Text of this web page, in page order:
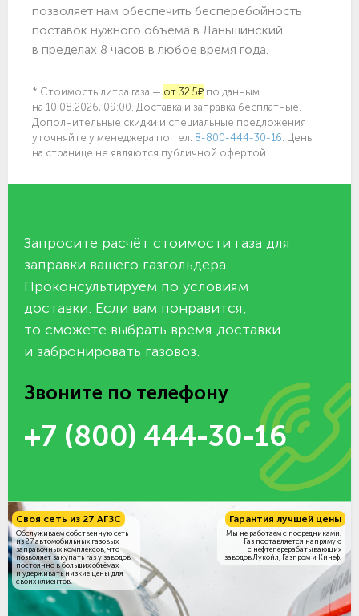
позволяет нам обеспечить бесперебойность
поставок нужного объёма в Ланьшинский
в пределах 8 часов в любое время года.
* Стоимость литра газа — от 32.5₽ по данным
на 10.08.2026, 09:00. Доставка и заправка бесплатные.
Дополнительные скидки и специальные предложения
уточняйте у менеджера по тел. 8-800-444-30-16 . Цены
на странице не являются публичной офертой.
Запросите расчёт стоимости газа для
заправки вашего газгольдера.
Проконсультируем по условиям
доставки. Если вам понравится,
то сможете выбрать время доставки
и забронировать газовоз.
Звоните по телефону
+7 (800) 444-30-16
Своя сеть из 27 АГЗС
Обслуживаем собственную сеть
из 27 автомобильных газовых
заправочных комплексов, что
позволяет закупать газ у заводов
постоянно в больших объёмах
и удерживать низкие цены для
своих клиентов.
Гарантия лучшей цены
Мы не работаем с посредниками.
Газ поставляется напрямую
с нефтеперерабатывающих
заводов Лукойл, Газпром и Кинеф.